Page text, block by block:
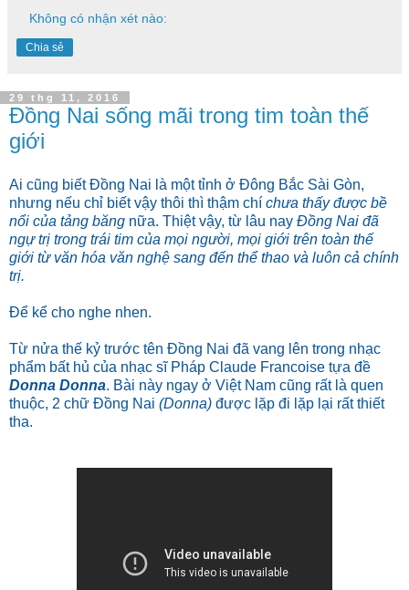
Không có nhận xét nào:
Chia sẻ
29 thg 11, 2016
Đồng Nai sống mãi trong tim toàn thế
giới
Ai cũng biết Đồng Nai là một tỉnh ở Đông Bắc Sài Gòn,
nhưng nếu chỉ biết vậy thôi thì thậm chí chưa thấy được bề
nổi của tảng băng nữa. Thiệt vậy, từ lâu nay Đồng Nai đã
ngự trị trong trái tim của mọi người, mọi giới trên toàn thế
giới từ văn hóa văn nghệ sang đến thể thao và luôn cả chính
trị.
Để kể cho nghe nhen.
Từ nửa thế kỷ trước tên Đồng Nai đã vang lên trong nhạc
phẩm bất hủ của nhạc sĩ Pháp Claude Francoise tựa đề
Donna Donna. Bài này ngay ở Việt Nam cũng rất là quen
thuộc, 2 chữ Đồng Nai (Donna) được lặp đi lặp lại rất thiết
tha.